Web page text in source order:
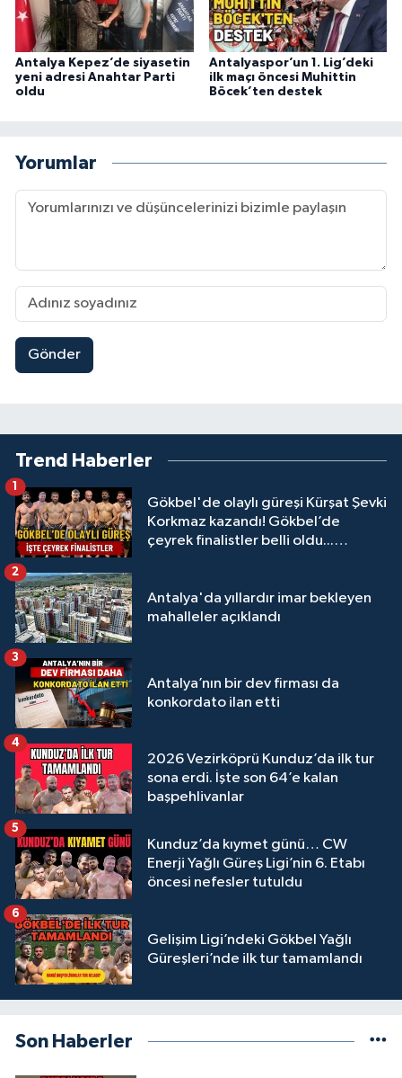
Antalya Kepez’de siyasetin
yeni adresi Anahtar Parti
oldu
Antalyaspor’un 1. Lig’deki
ilk maçı öncesi Muhittin
Böcek’ten destek
Yorumlar
Gönder
Trend Haberler
Gökbel'de olaylı güreşi Kürşat Şevki
Korkmaz kazandı! Gökbel’de
çeyrek finalistler belli oldu...
1
Antalya'da yıllardır imar bekleyen
mahalleler açıklandı
2
Antalya’nın bir dev firması da
konkordato ilan etti
3
2026 Vezirköprü Kunduz’da ilk tur
sona erdi. İşte son 64’e kalan
başpehlivanlar
4
Kunduz’da kıymet günü… CW
Enerji Yağlı Güreş Ligi’nin 6. Etabı
öncesi nefesler tutuldu
5
Gelişim Ligi’ndeki Gökbel Yağlı
Güreşleri’nde ilk tur tamamlandı
6
Son Haberler